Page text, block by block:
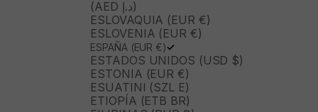
(AED د.إ)
ESLOVAQUIA (EUR €)
ESLOVENIA (EUR €)
ESPAÑA (EUR €)
ESTADOS UNIDOS (USD $)
ESTONIA (EUR €)
ESUATINI (SZL E)
ETIOPÍA (ETB BR)